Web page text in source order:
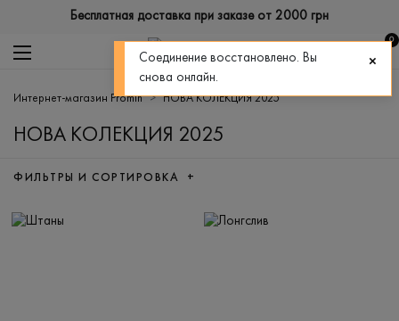
Бесплатная доставка при заказе от 2000 грн
0
Интернет-магазин Promin НОВА КОЛЕКЦИЯ 2025
НОВА КОЛЕКЦИЯ 2025
ФИЛЬТРЫ И СОРТИРОВКА +
Соединение восстановлено. Вы
снова онлайн.